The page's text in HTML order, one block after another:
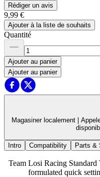
Rédiger un avis
9,99 €
Ajouter à la liste de souhaits
Quantité
Ajouter au panier
Ajouter au panier
Magasiner localement |
Intro Compatibility Parts &
Team Losi Racing
formulated quick